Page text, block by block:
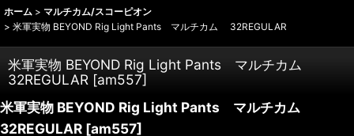
ホーム > マルチカム/スコーピオン
> 米軍実物 BEYOND Rig Light Pants マルチカム 32REGULAR
米軍実物 BEYOND Rig Light Pants マルチカム
32REGULAR [am557]
米軍実物 BEYOND Rig Light Pants マルチカム
32REGULAR [am557]